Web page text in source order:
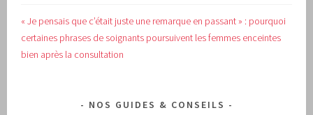
« Je pensais que c’était juste une remarque en passant » : pourquoi
certaines phrases de soignants poursuivent les femmes enceintes
bien après la consultation
NOS GUIDES & CONSEILS